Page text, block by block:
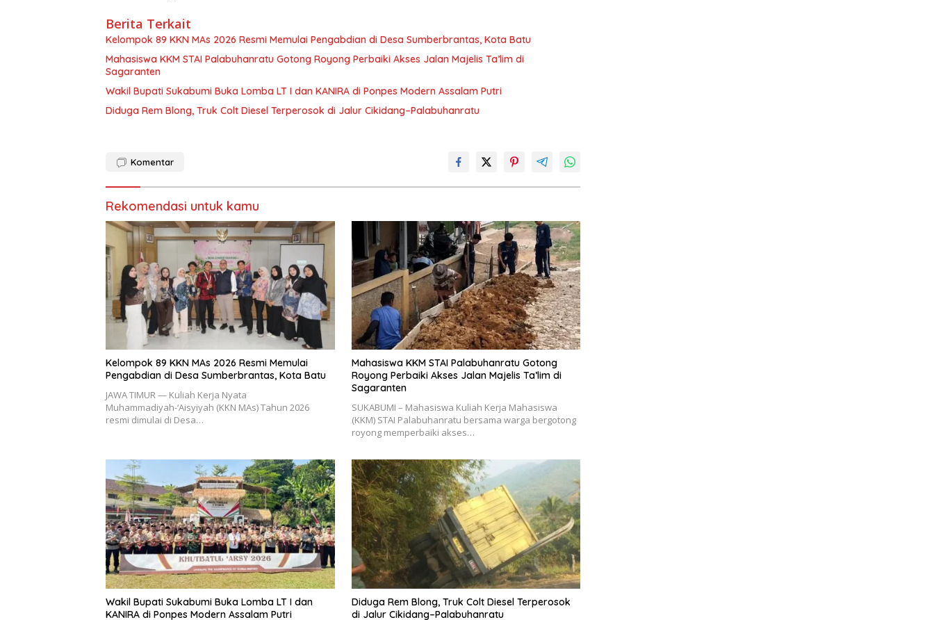
Berita Terkait
Kelompok 89 KKN MAs 2026 Resmi Memulai Pengabdian di Desa Sumberbrantas, Kota Batu
Mahasiswa KKM STAI Palabuhanratu Gotong Royong Perbaiki Akses Jalan Majelis Ta’lim di
Sagaranten
Wakil Bupati Sukabumi Buka Lomba LT I dan KANIRA di Ponpes Modern Assalam Putri
Diduga Rem Blong, Truk Colt Diesel Terperosok di Jalur Cikidang–Palabuhanratu
Komentar
Rekomendasi untuk kamu
Kelompok 89 KKN MAs 2026 Resmi Memulai
Pengabdian di Desa Sumberbrantas, Kota Batu
JAWA TIMUR — Kuliah Kerja Nyata
Muhammadiyah-‘Aisyiyah (KKN MAs) Tahun 2026
resmi dimulai di Desa…
Mahasiswa KKM STAI Palabuhanratu Gotong
Royong Perbaiki Akses Jalan Majelis Ta’lim di
Sagaranten
SUKABUMI – Mahasiswa Kuliah Kerja Mahasiswa
(KKM) STAI Palabuhanratu bersama warga bergotong
royong memperbaiki akses…
Wakil Bupati Sukabumi Buka Lomba LT I dan
KANIRA di Ponpes Modern Assalam Putri
Diduga Rem Blong, Truk Colt Diesel Terperosok
di Jalur Cikidang–Palabuhanratu